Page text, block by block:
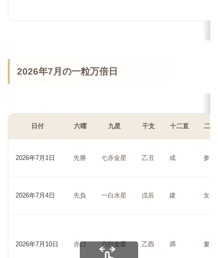
2026年7月の一粒万倍日
日付 六曜 九星 干支 十二直 二十
2026年7月1日 先勝 七赤金星 乙丑 成 参
2026年7月4日 先負 一白水星 戊辰 建 女
2026年7月10日 赤口 六白金星 乙酉 満 婁